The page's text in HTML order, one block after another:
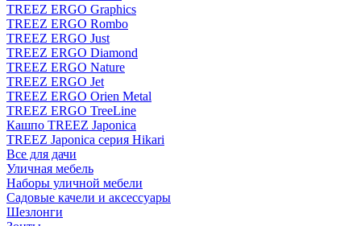
TREEZ ERGO Graphics
TREEZ ERGO Rombo
TREEZ ERGO Just
TREEZ ERGO Diamond
TREEZ ERGO Nature
TREEZ ERGO Jet
TREEZ ERGO Orien Metal
TREEZ ERGO TreeLine
Кашпо TREEZ Japonica
TREEZ Japonica серия Hikari
Все для дачи
Уличная мебель
Наборы уличной мебели
Садовые качели и аксессуары
Шезлонги